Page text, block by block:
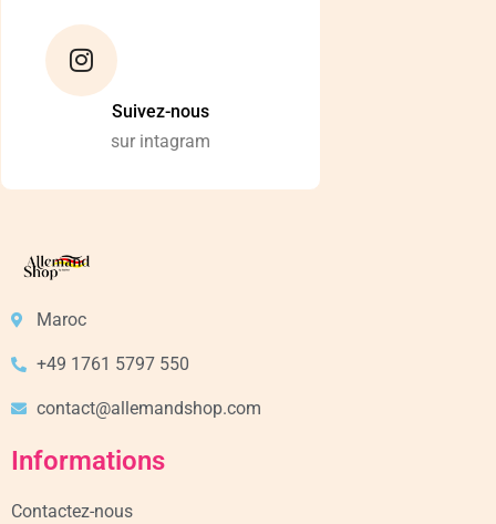
Suivez-nous
sur intagram
Maroc
+49 1761 5797 550
contact@allemandshop.com
Informations
Contactez-nous